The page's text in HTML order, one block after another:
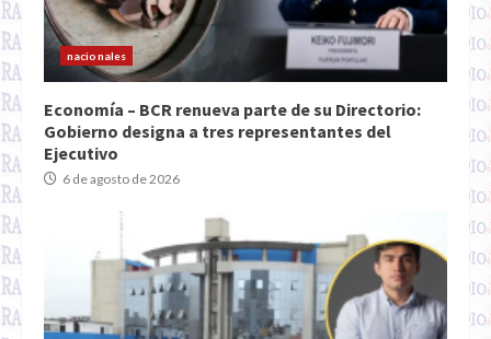
nacionales
Economía – BCR renueva parte de su Directorio:
Gobierno designa a tres representantes del
Ejecutivo
6 de agosto de 2026